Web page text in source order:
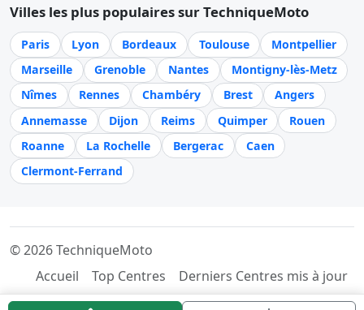
Villes les plus populaires sur TechniqueMoto
Paris Lyon Bordeaux Toulouse
Montpellier
Marseille
Grenoble Nantes
Montigny-lès-Metz
Nîmes
Rennes Chambéry Brest
Angers
Annemasse
Dijon Reims Quimper
Rouen
Roanne
La Rochelle Bergerac
Caen
Clermont-Ferrand
© 2026 TechniqueMoto
Accueil
Top Centres
Derniers Centres mis à jour